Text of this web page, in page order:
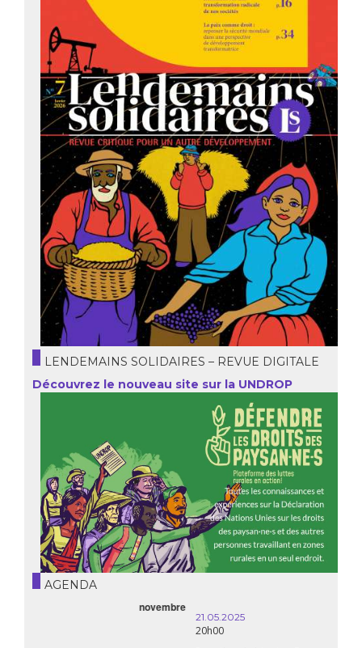
LENDEMAINS SOLIDAIRES – REVUE DIGITALE
Découvrez le nouveau site sur la UNDROP
AGENDA